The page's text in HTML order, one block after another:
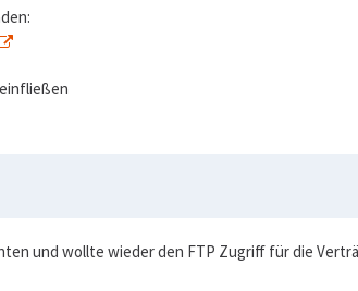
und wollte wieder den FTP Zugriff für die